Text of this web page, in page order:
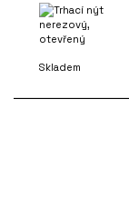
Skladem